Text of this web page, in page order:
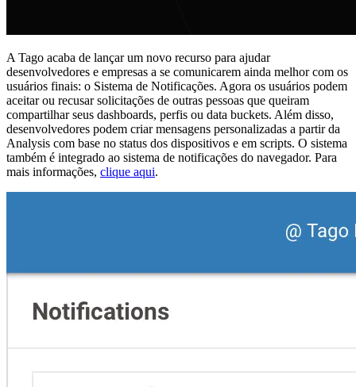
A Tago acaba de lançar um novo recurso para ajudar
desenvolvedores e empresas a se comunicarem ainda melhor com os
usuários finais: o Sistema de Notificações. Agora os usuários podem
aceitar ou recusar solicitações de outras pessoas que queiram
compartilhar seus dashboards, perfis ou data buckets. Além disso,
desenvolvedores podem criar mensagens personalizadas a partir da
Analysis com base no status dos dispositivos e em scripts. O sistema
também é integrado ao sistema de notificações do navegador. Para
mais informações, clique aqui.